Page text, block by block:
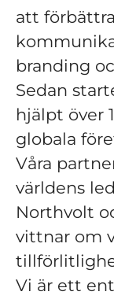
att
branding
Sedan
hjälpt över
globala
Våra
världens
Northvolt
vittnar om
Vi är ett